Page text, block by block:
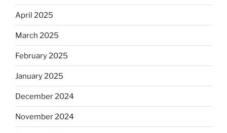
April 2025
March 2025
February 2025
January 2025
December 2024
November 2024